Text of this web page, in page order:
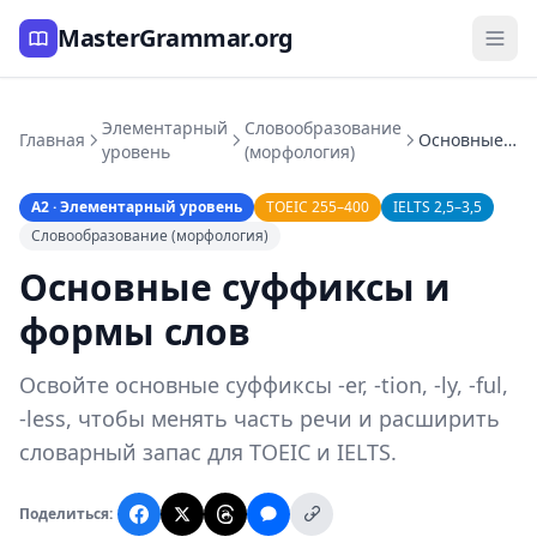
MasterGrammar.org
Главная
Элементарный
уровень
Словообразование
(морфология)
Основные суффиксы и формы слов
A2 · Элементарный уровень TOEIC 255–400
IELTS 2,5–3,5
Словообразование (морфология)
Основные суффиксы и
формы слов
Освойте основные суффиксы -er, -tion, -ly, -ful,
-less, чтобы менять часть речи и расширить
словарный запас для TOEIC и IELTS.
Поделиться: